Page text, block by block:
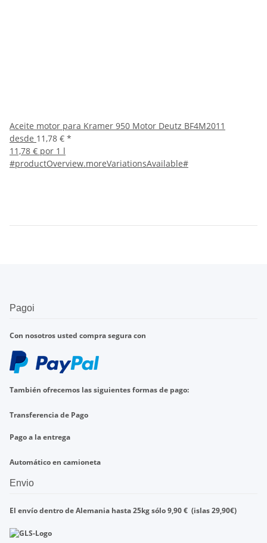
Aceite motor para Kramer 950 Motor Deutz BF4M2011
desde 11,78 € *
11,78 € por 1 l
#productOverview.moreVariationsAvailable#
Pagoi
Con nosotros usted comprasegura con
También ofrecemos lassiguientes formas de pago:
Transferencia de Pago
Pago a la entrega
Automático en camioneta
Envio
El envío dentro deAlemania hasta25kgsólo9,90€ (islas29,90€)